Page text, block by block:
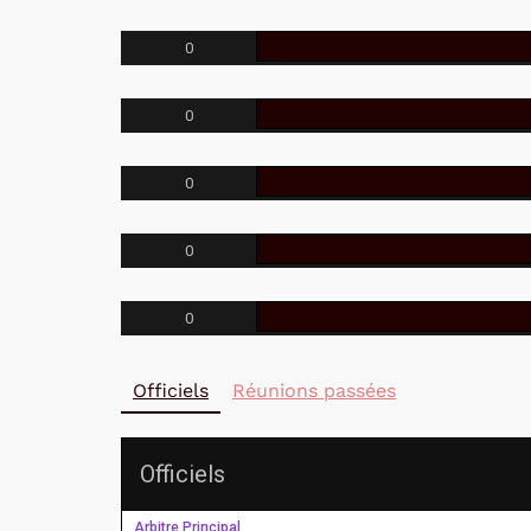
0
0
0
0
0
Officiels Réunions passées
Officiels